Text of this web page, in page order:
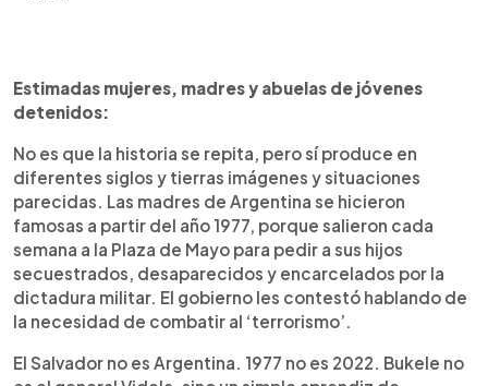
► Escuchar artículo
Estimadas mujeres, madres y abuelas de jóvenes
detenidos:
No es que la historia se repita, pero sí produce en
diferentes siglos y tierras imágenes y situaciones
parecidas. Las madres de Argentina se hicieron
famosas a partir del año 1977, porque salieron cada
semana a la Plaza de Mayo para pedir a sus hijos
secuestrados, desaparecidos y encarcelados por la
dictadura militar. El gobierno les contestó hablando de
la necesidad de combatir al ‘terrorismo’.
El Salvador no es Argentina. 1977 no es 2022. Bukele no